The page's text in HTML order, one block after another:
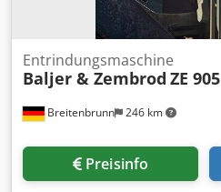
Breitenbrunn 246 km
Entrindungsmaschine
Baljer & Zembrod ZE 905
Preisinfo